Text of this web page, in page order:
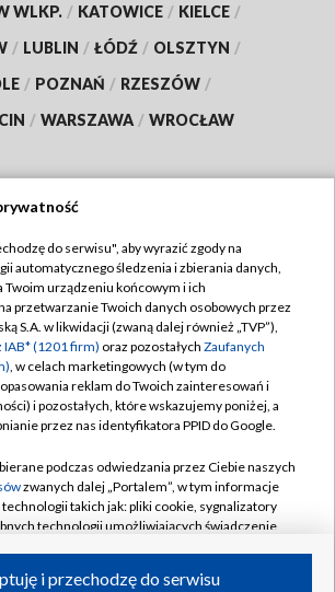
WLKP. / KATOWICE / KIELCE /
/ LUBLIN / ŁÓDŹ / OLSZTYN /
/ POZNAŃ / RZESZÓW /
/ WARSZAWA / WROCŁAW
TVP
TVP
Cyfrowa
Regulamin TVP
Polityka prywatności
Moje zgody
Pomoc
Kontakt
Kanały
do serwisu", aby wyrazić zgody na
automatycznego śledzenia i zbierania danych,
Twoim urządzeniu końcowym i ich
przetwarzanie Twoich danych osobowych przez
S.A. w likwidacji (zwaną dalej również „TVP”),
IAB* (1201 firm) oraz pozostałych Zaufanych
, w celach marketingowych (w tym do
reklam do Twoich zainteresowań i
i pozostałych, które wskazujemy poniżej, a
przez nas identyfikatora PPID do Google.
podczas odwiedzania przez Ciebie naszych
zwanych dalej „Portalem”, w tym informacje
takich jak: pliki cookie, sygnalizatory
technologii umożliwiających świadczenie
i przechodzę do serwisu